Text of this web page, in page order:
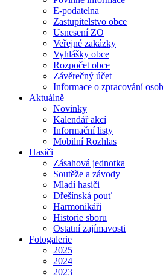
E-podatelna
Zastupitelstvo obce
Usnesení ZO
Veřejné zakázky
Vyhlášky obce
Rozpočet obce
Závěrečný účet
Informace o zpracování
Aktuálně
Novinky
Kalendář akcí
Informační listy
Mobilní Rozhlas
Hasiči
Zásahová jednotka
Soutěže a závody
Mladí hasiči
Dřešínská pouť
Harmonikáři
Historie sboru
Ostatní zajímavosti
Fotogalerie
2025
2024
2023